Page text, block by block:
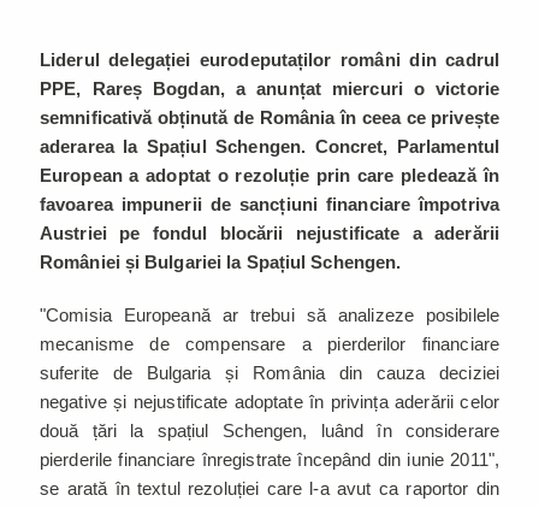
Liderul delegației eurodeputaților români din cadrul
PPE, Rareș Bogdan, a anunțat miercuri o victorie
semnificativă obținută de România în ceea ce privește
aderarea la Spațiul Schengen. Concret, Parlamentul
European a adoptat o rezoluție prin care pledează în
favoarea impunerii de sancțiuni financiare împotriva
Austriei pe fondul blocării nejustificate a aderării
României și Bulgariei la Spațiul Schengen.
"Comisia Europeană ar trebui să analizeze posibilele
mecanisme de compensare a pierderilor financiare
suferite de Bulgaria și România din cauza deciziei
negative și nejustificate adoptate în privința aderării celor
două țări la spațiul Schengen, luând în considerare
pierderile financiare înregistrate începând din iunie 2011",
se arată în textul rezoluției care l-a avut ca raportor din